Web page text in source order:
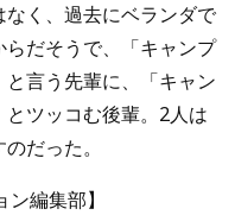
く、過去にベランダで
だそうで、「キャンプ
言う先輩に、「キャン
ツッコむ後輩。2人は
だった。
編集部】